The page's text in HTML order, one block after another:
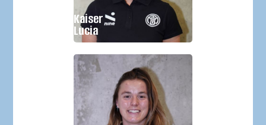
Lucia
Kaiser
Größe:
Im Verein seit: 2023
Geburtsjahr: 1993